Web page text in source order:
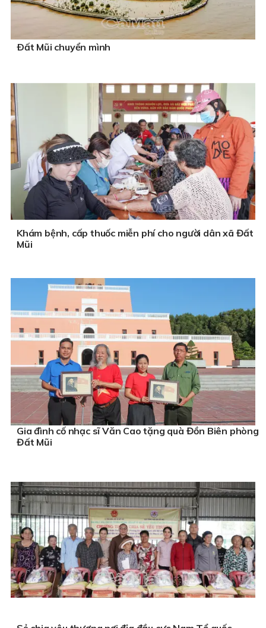
Ðất Mũi chuyển mình
Khám bệnh, cấp thuốc miễn phí cho người dân xã Đất
Mũi
Gia đình cố nhạc sĩ Văn Cao tặng quà Đồn Biên phòng
Đất Mũi